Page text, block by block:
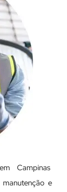
Campinas
e